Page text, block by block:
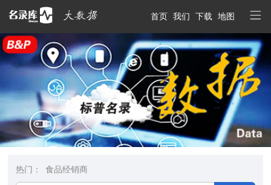
首页 我们 下载 地图
热门： 食品经销商